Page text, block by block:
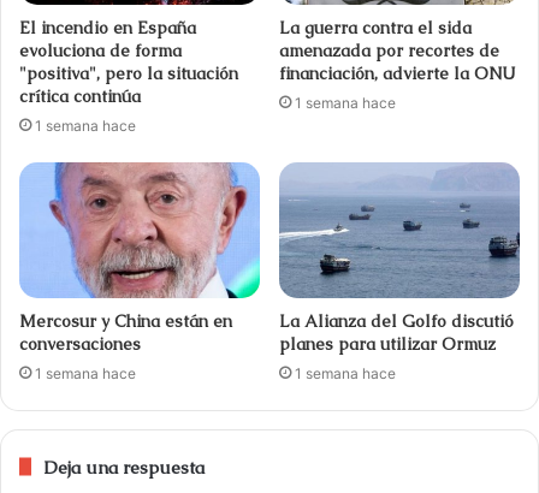
El incendio en España
evoluciona de forma
"positiva", pero la situación
crítica continúa
1 semana hace
La guerra contra el sida
amenazada por recortes de
financiación, advierte la ONU
1 semana hace
Mercosur y China están en
conversaciones
1 semana hace
La Alianza del Golfo discutió
planes para utilizar Ormuz
1 semana hace
Deja una respuesta